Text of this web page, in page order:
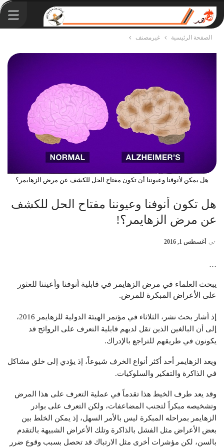
الصفحة الرئيسية غيرمصنف
هل يمكن لأنوفنا وعيوننا أن تكون مفتاح الحل للكشف عن مرض الزهايمر؟
هل تكون أنوفنا وعيوننا مفتاح الحل للكشف
عن مرض الزهايمر؟!
في أغسطس 1, 2016
…
يبحث العلماء في مرض الزهايمر في قابلية أنوفنا وأعيننا للعثور
على الأعراض المبكرة للمرض.
إذ أشار بحث نشر، الثلاثاء في مؤتمر الهيئة الدولية للزهايمر 2016،
إلى أن البالغين الذين تقل لديهم قابلية التعرف على الروائح قد
يكونون في طريقهم للتراجع بالإدراك.
ويعد الزهايمر أحد أكثر أنواع الخرف شيوعاً، إذ يؤدي إلى خلق مشاكل
في الذاكرة والتفكير والسلوكيات.
وقد يعد طرف الخيط هذا تقدماً في عملية التعرف على هذا المرض
وتشخيصه مبكراً لتجنب المضاعفات، ولكن التعرف على بوادر
الزهايمر بمراحله المبكرة ليس بالأمر السهل، إذ يمكن الخلط بين
بعض الأعراض مثل الفشل بالذاكرة وتلك الأعراض الشبيهة بالتقدم
بالسن، لكن مؤشرات أخرى مثل الارتباك قد تحصل بسبب وقوع ضرر